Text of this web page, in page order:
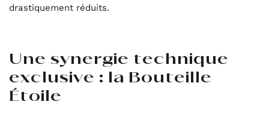
drastiquement réduits.
Une synergie technique
exclusive : la Bouteille
Étoile